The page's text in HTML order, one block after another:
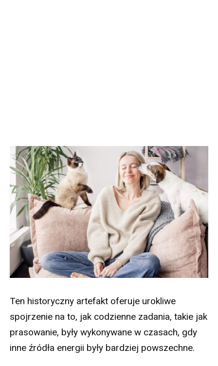
Ten historyczny artefakt oferuje urokliwe
spojrzenie na to, jak codzienne zadania, takie jak
prasowanie, były wykonywane w czasach, gdy
inne źródła energii były bardziej powszechne.